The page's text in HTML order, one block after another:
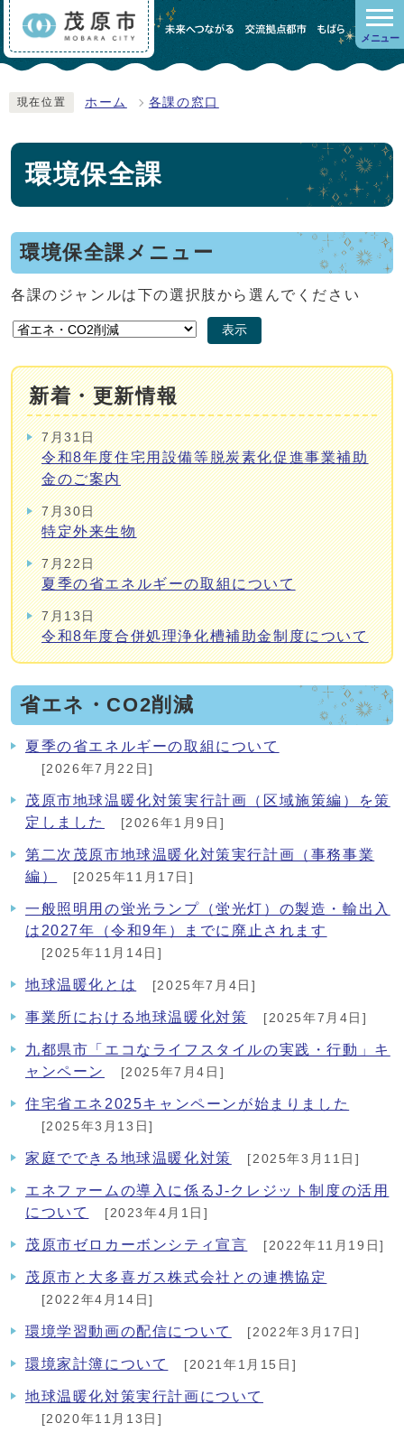
メニュー
現在位置 ホーム 各課の窓口
環境保全課
環境保全課メニュー
各課のジャンルは下の選択肢から選んでください
表示
新着・更新情報
7月31日
令和8年度住宅用設備等脱炭素化促進事業補助
金のご案内
7月30日
特定外来生物
7月22日
夏季の省エネルギーの取組について
7月13日
令和8年度合併処理浄化槽補助金制度について
省エネ・CO2削減
夏季の省エネルギーの取組について
[2026年7月22日]
茂原市地球温暖化対策実行計画（区域施策編）を策
定しました
[2026年1月9日]
第二次茂原市地球温暖化対策実行計画（事務事業
編）
[2025年11月17日]
一般照明用の蛍光ランプ（蛍光灯）の製造・輸出入
は2027年（令和9年）までに廃止されます
[2025年11月14日]
地球温暖化とは [2025年7月4日]
事業所における地球温暖化対策 [2025年7月4日]
九都県市「エコなライフスタイルの実践・行動」キ
ャンペーン
[2025年7月4日]
住宅省エネ2025キャンペーンが始まりました
[2025年3月13日]
家庭でできる地球温暖化対策 [2025年3月11日]
エネファームの導入に係るJ-クレジット制度の活用
について
[2023年4月1日]
茂原市ゼロカーボンシティ宣言 [2022年11月19日]
茂原市と大多喜ガス株式会社との連携協定
[2022年4月14日]
環境学習動画の配信について [2022年3月17日]
環境家計簿について [2021年1月15日]
地球温暖化対策実行計画について
[2020年11月13日]